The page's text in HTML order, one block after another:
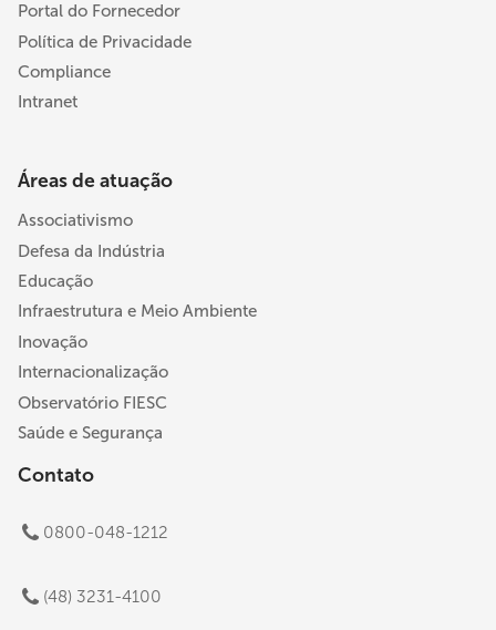
Portal do Fornecedor
Política de Privacidade
Compliance
Intranet
Áreas de atuação
Associativismo
Defesa da Indústria
Educação
Infraestrutura e Meio Ambiente
Inovação
Internacionalização
Observatório FIESC
Saúde e Segurança
Contato
0800-048-1212
(48) 3231-4100